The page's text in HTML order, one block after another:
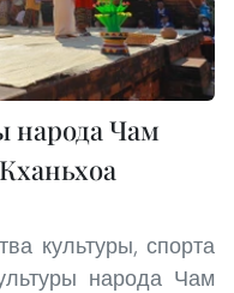
народа Чам
культуры, спорта
народа Чам